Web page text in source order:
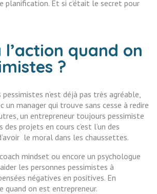
planification. Et si c’était le secret pour
l’action quand on
?
n’est déjà pas très agréable,
manager qui trouve sans cesse à redire
un entrepreneur toujours pessimiste
projets en cours c’est l’un des
le moral dans les chaussettes.
mindset ou encore un psychologue
les personnes pessimistes à
négatives en positives. En
quand on est entrepreneur.